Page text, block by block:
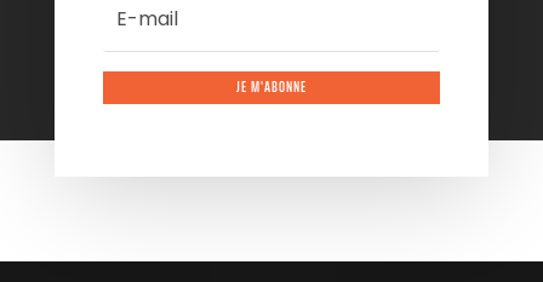
JE M'ABONNE